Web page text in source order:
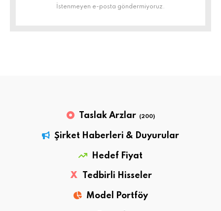
İstenmeyen e-posta göndermiyoruz.
Taslak Arzlar (200)
Şirket Haberleri & Duyurular
Hedef Fiyat
X Tedbirli Hisseler
Model Portföy